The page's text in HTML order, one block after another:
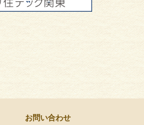
お問い合わせ